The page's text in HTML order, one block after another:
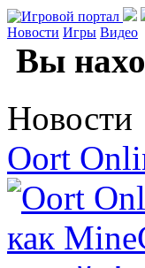
Новости Игры Видео
Вы
Новости
Oort